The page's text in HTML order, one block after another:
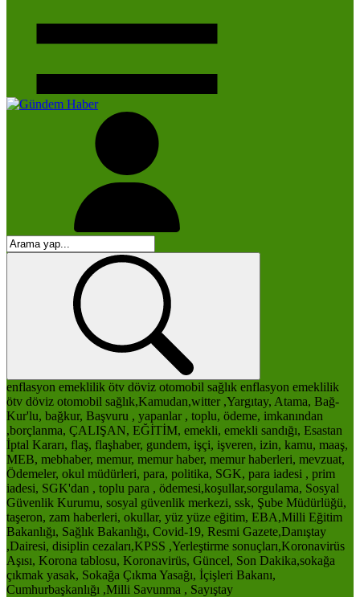
enflasyon emeklilik ötv döviz otomobil sağlık enflasyon emeklilik
ötv döviz otomobil sağlık,Kamudan,witter ,Yargıtay, Atama, Bağ-
Kur'lu, bağkur, Başvuru , yapanlar , toplu, ödeme, imkanından
,borçlanma, ÇALIŞAN, EĞİTİM, emekli, emekli sandığı, Esastan
İptal Kararı, flaş, flaşhaber, gundem, işçi, işveren, izin, kamu, maaş,
MEB, mebhaber, memur, memur haber, memur haberleri, mevzuat,
Ödemeler, okul müdürleri, para, politika, SGK, para iadesi , prim
iadesi, SGK'dan , toplu para , ödemesi,koşullar,sorgulama, Sosyal
Güvenlik Kurumu, sosyal güvenlik merkezi, ssk, Şube Müdürlüğü,
taşeron, zam haberleri, okullar, yüz yüze eğitim, EBA,Milli Eğitim
Bakanlığı, Sağlık Bakanlığı, Covid-19, Resmi Gazete,Danıştay
,Dairesi, disiplin cezaları,KPSS ,Yerleştirme sonuçları,Koronavirüs
Aşısı, Korona tablosu, Koronavirüs, Güncel, Son Dakika,sokağa
çıkmak yasak, Sokağa Çıkma Yasağı, İçişleri Bakanı,
Cumhurbaşkanlığı ,Milli Savunma , Sayıştay